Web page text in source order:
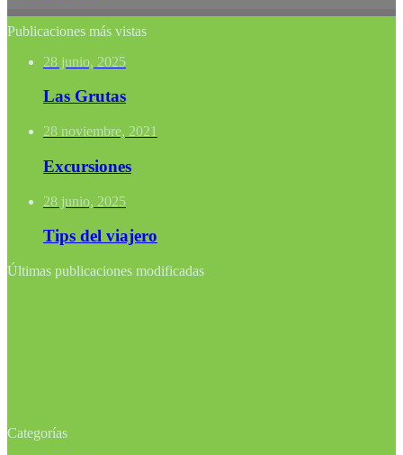
Publicaciones más vistas
28 junio, 2025
Las Grutas
28 noviembre, 2021
Excursiones
28 junio, 2025
Tips del viajero
Últimas publicaciones modificadas
Categorías